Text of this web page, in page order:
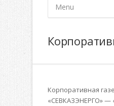
Корпоративная
«СЕВКАЗЭНЕРГО» —